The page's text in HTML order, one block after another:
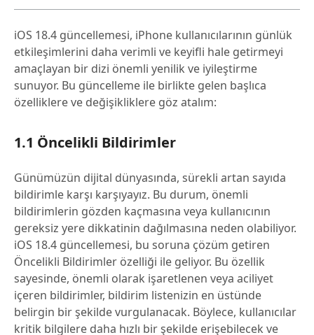
Bölüm 2: iOS 18.4 Güncellemesi Nasıl
Yüklenir?
Bölüm 3: Hangi iPhone Modelleri iOS
18.4'ü Alacak?
Sonuç
iOS 18.4 güncellemesi, iPhone kullanıcılarının günlük
etkileşimlerini daha verimli ve keyifli hale getirmeyi
amaçlayan bir dizi önemli yenilik ve iyileştirme
sunuyor. Bu güncelleme ile birlikte gelen başlıca
özelliklere ve değişikliklere göz atalım:
1.1 Öncelikli Bildirimler
Günümüzün dijital dünyasında, sürekli artan sayıda
bildirimle karşı karşıyayız. Bu durum, önemli
bildirimlerin gözden kaçmasına veya kullanıcının
gereksiz yere dikkatinin dağılmasına neden olabiliyor.
iOS 18.4 güncellemesi, bu soruna çözüm getiren
Öncelikli Bildirimler özelliği ile geliyor. Bu özellik
sayesinde, önemli olarak işaretlenen veya aciliyet
içeren bildirimler, bildirim listenizin en üstünde
belirgin bir şekilde vurgulanacak. Böylece, kullanıcılar
kritik bilgilere daha hızlı bir şekilde erişebilecek ve